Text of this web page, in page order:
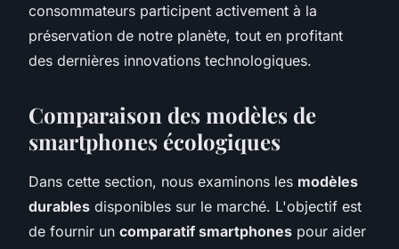
consommateurs participent activement à la
préservation de notre planète, tout en profitant
des dernières innovations technologiques.
Comparaison des modèles de
smartphones écologiques
Dans cette section, nous examinons les modèles
durables disponibles sur le marché. L'objectif est
de fournir un comparatif smartphones pour aider